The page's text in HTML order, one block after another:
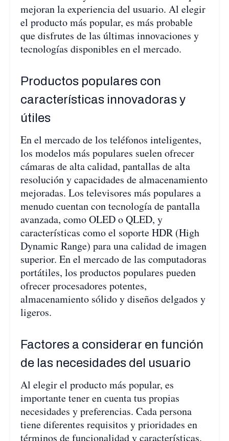
mejoran la experiencia del usuario. Al elegir
el producto más popular, es más probable
que disfrutes de las últimas innovaciones y
tecnologías disponibles en el mercado.
Productos populares con
características innovadoras y
útiles
En el mercado de los teléfonos inteligentes,
los modelos más populares suelen ofrecer
cámaras de alta calidad, pantallas de alta
resolución y capacidades de almacenamiento
mejoradas. Los televisores más populares a
menudo cuentan con tecnología de pantalla
avanzada, como OLED o QLED, y
características como el soporte HDR (High
Dynamic Range) para una calidad de imagen
superior. En el mercado de las computadoras
portátiles, los productos populares pueden
ofrecer procesadores potentes,
almacenamiento sólido y diseños delgados y
ligeros.
Factores a considerar en función
de las necesidades del usuario
Al elegir el producto más popular, es
importante tener en cuenta tus propias
necesidades y preferencias. Cada persona
tiene diferentes requisitos y prioridades en
términos de funcionalidad y características.